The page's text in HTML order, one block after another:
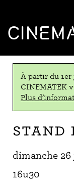
À partir du 1er
CINEMATEK
Plus
Stand
dimanche
16u30